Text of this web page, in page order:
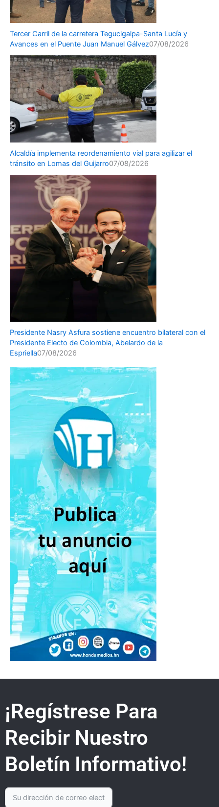
Tercer Carril de la carretera Tegucigalpa-Santa Lucía y
Avances en el Puente Juan Manuel Gálvez07/08/2026
Alcaldía implementa reordenamiento vial para agilizar el
tránsito en Lomas del Guijarro07/08/2026
Presidente Nasry Asfura sostiene encuentro bilateral con el
Presidente Electo de Colombia, Abelardo de la
Espriella07/08/2026
¡Regístrese Para
Recibir Nuestro
Boletín Informativo!